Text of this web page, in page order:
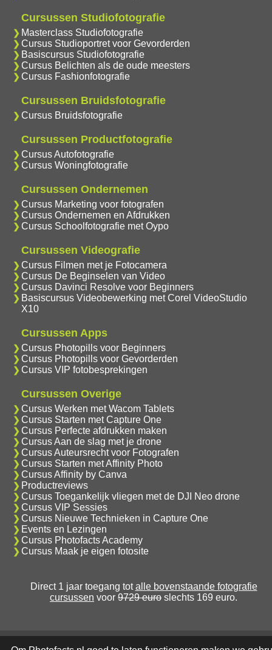
Cursussen Studiofotografie
Masterclass Studiofotografie
Cursus Studioportret voor Gevorderden
Basiscursus Studiofotografie
Cursus Belichten als de oude meesters
Cursus Fashionfotografie
Cursussen Bruidsfotografie
Cursus Bruidsfotografie
Cursussen Productfotografie
Cursus Autofotografie
Cursus Woningfotografie
Cursussen Ondernemen
Cursus Marketing voor fotografen
Cursus Ondernemen en Afdrukken
Cursus Schoolfotografie met Oypo
Cursussen Videografie
Cursus Filmen met je Fotocamera
Cursus De Beginselen van Video
Cursus Davinci Resolve voor Beginners
Basiscursus Videobewerking met Corel VideoStudio
X10
Cursussen Apps
Cursus Photopills voor Beginners
Cursus Photopills voor Gevorderden
Cursus VIP fotobesprekingen
Cursussen Overige
Cursus Werken met Wacom Tablets
Cursus Starten met Capture One
Cursus Perfecte afdrukken maken
Cursus Aan de slag met je drone
Cursus Auteursrecht voor Fotografen
Cursus Starten met Affinity Photo
Cursus Affinity by Canva
Productreviews
Cursus Toegankelijk vliegen met de DJI Neo drone
Cursus VIP Sessies
Cursus Nieuwe Technieken in Capture One
Events en Lezingen
Cursus Photofacts Academy
Cursus Maak je eigen fotosite
Direct 1 jaar toegang totalle bovenstaande fotografie
cursussen voor 9729 euro slechts 169 euro.